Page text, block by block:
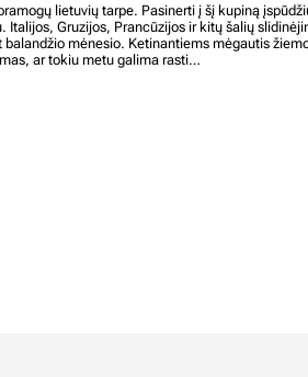
lietuvių tarpe. Pasinerti į šį kupiną
Italijos, Gruzijos, Prancūzijos ir kitų šalių
mėnesio. Ketinantiems mėgautis
ar tokiu metu galima rasti…